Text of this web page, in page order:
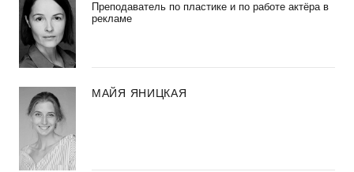
Преподаватель по пластике и по работе актёра в
рекламе
МАЙЯ ЯНИЦКАЯ